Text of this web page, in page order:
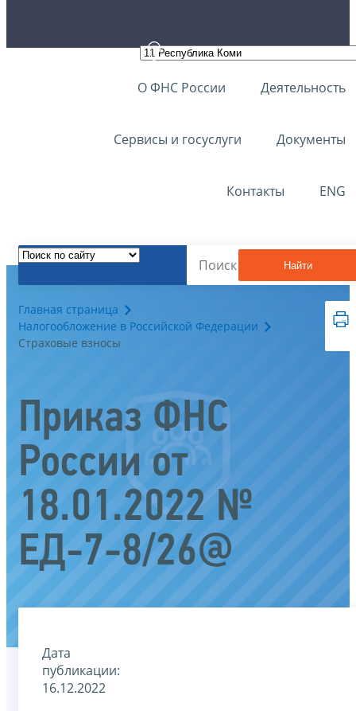
О ФНС России Деятельность
Сервисы и госуслуги Документы
Контакты ENG
Найти
Главная страница
Налогообложение в Российской Федерации
Страховые взносы
Приказ ФНС
России от
18.01.2022 №
ЕД-7-8/26@
Дата
публикации:
16.12.2022